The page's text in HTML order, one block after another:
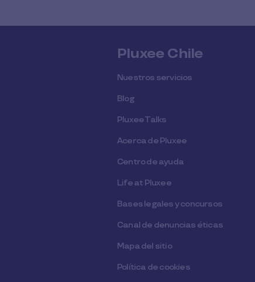
Pluxee Chile
Nuestros servicios
Blog
Pluxee Talks
Acerca de Pluxee
Centro de ayuda
Life at Pluxee
Bases legales y concursos
Canal de denuncias éticas
Mapa del sitio
Política de cookies